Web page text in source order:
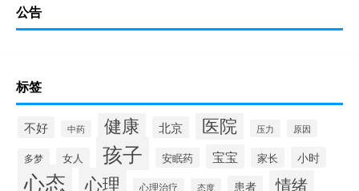
公告
标签
不好 中药 健康 北京 医院 压力 原因
多梦 女人 孩子 安眠药 宝宝 家长 小时
心态 心理 心理治疗 态度 患者 情绪